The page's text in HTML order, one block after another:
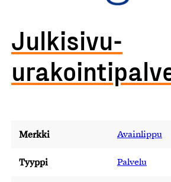
Julkisivu-
Merkki Avainlippu
Tyyppi Palvelu